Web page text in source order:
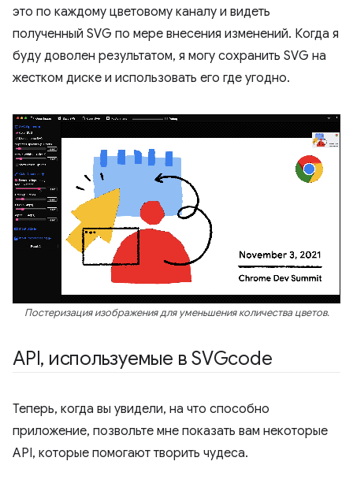
это по каждому цветовому каналу и видеть
полученный SVG по мере внесения изменений. Когда я
буду доволен результатом, я могу сохранить SVG на
жестком диске и использовать его где угодно.
Постеризация изображения для уменьшения количества цветов.
API, используемые в SVGcode
Теперь, когда вы увидели, на что способно
приложение, позвольте мне показать вам некоторые
API, которые помогают творить чудеса.